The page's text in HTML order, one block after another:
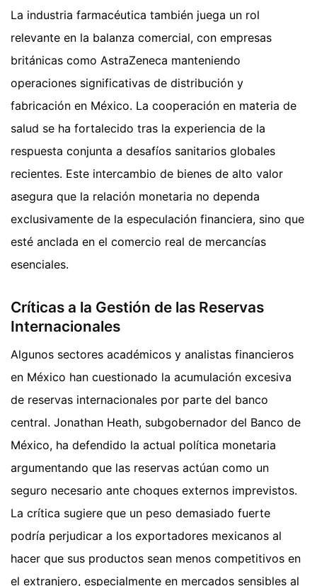
La industria farmacéutica también juega un rol
relevante en la balanza comercial, con empresas
británicas como AstraZeneca manteniendo
operaciones significativas de distribución y
fabricación en México. La cooperación en materia de
salud se ha fortalecido tras la experiencia de la
respuesta conjunta a desafíos sanitarios globales
recientes. Este intercambio de bienes de alto valor
asegura que la relación monetaria no dependa
exclusivamente de la especulación financiera, sino que
esté anclada en el comercio real de mercancías
esenciales.
Críticas a la Gestión de las Reservas
Internacionales
Algunos sectores académicos y analistas financieros
en México han cuestionado la acumulación excesiva
de reservas internacionales por parte del banco
central. Jonathan Heath, subgobernador del Banco de
México, ha defendido la actual política monetaria
argumentando que las reservas actúan como un
seguro necesario ante choques externos imprevistos.
La crítica sugiere que un peso demasiado fuerte
podría perjudicar a los exportadores mexicanos al
hacer que sus productos sean menos competitivos en
el extranjero, especialmente en mercados sensibles al